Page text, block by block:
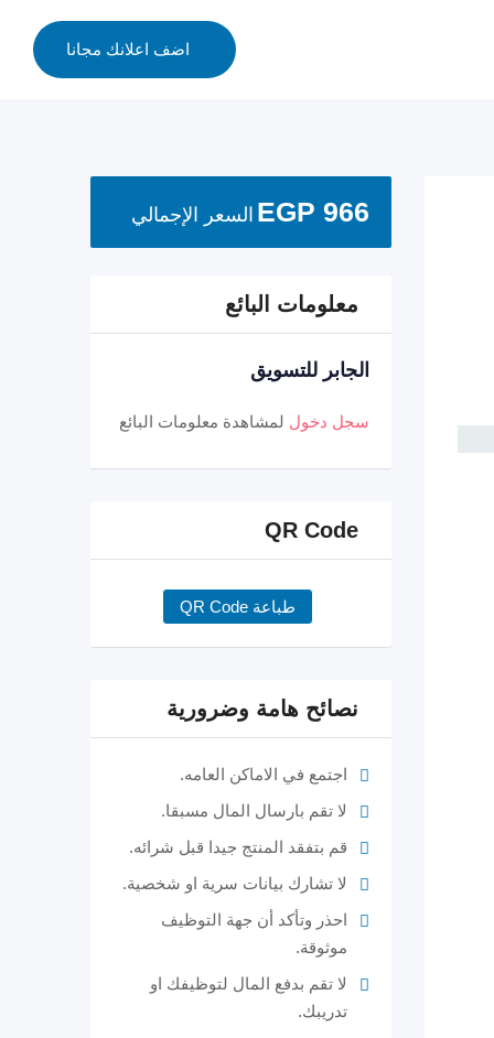
اضف اعلانك مجانا
EGP 966 السعر الإجمالي
معلومات البائع
الجابر للتسويق
سجل دخول لمشاهدة معلومات البائع
QR Code
طباعة QR Code
نصائح هامة وضرورية
اجتمع في الاماكن العامه.
لا تقم بارسال المال مسبقا.
قم بتفقد المنتج جيدا قبل شرائه.
لا تشارك بيانات سرية او شخصية.
احذر وتأكد أن جهة التوظيف
موثوقة.
لا تقم بدفع المال لتوظيفك او
تدريبك.